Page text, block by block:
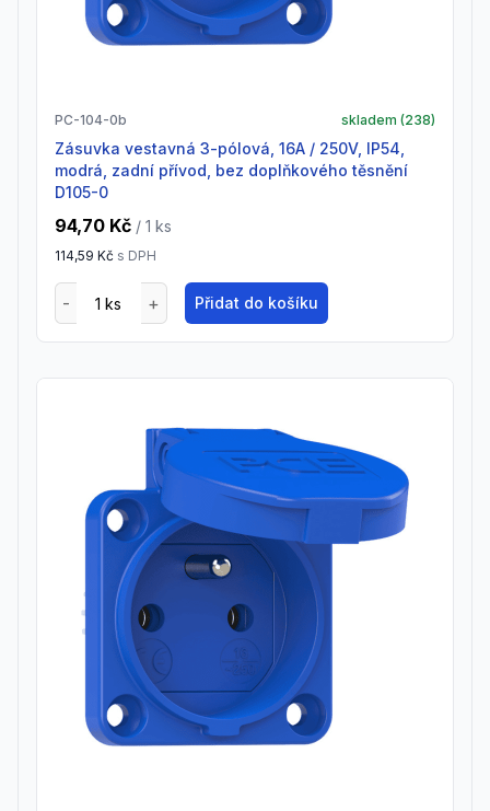
PC-104-0b skladem (238)
zásuvka vestavná 3-pólová, 16A / 250V, IP54,
modrá, zadní přívod, bez doplňkového těsnění
D105-0
94,70 Kč / 1 ks
114,59 Kč s DPH
Přidat do košíku